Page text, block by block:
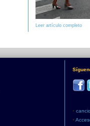
Leer artículo completo
•
•